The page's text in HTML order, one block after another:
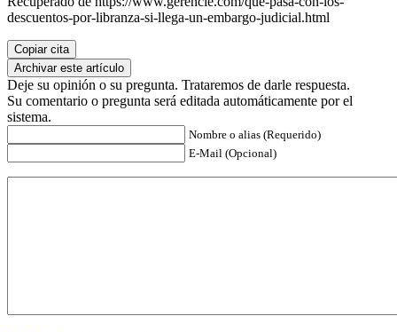
descuentos-por-libranza-si-llega-un-embargo-judicial.html
Copiar cita
Archivar este artículo
Deje su opinión o su pregunta. Trataremos de darle respuesta.
Su comentario o pregunta será editada automáticamente por el
sistema.
Nombre o alias (Requerido)
E-Mail (Opcional)